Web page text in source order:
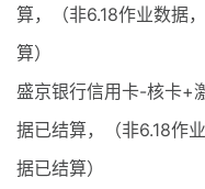
算，（非6.18作业数据
算）
盛京银行信用卡-核卡+
据已结算，（非6.18作
据已结算）